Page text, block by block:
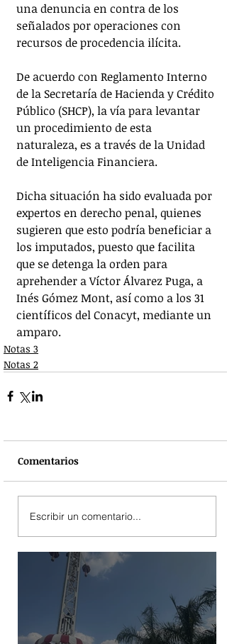
una denuncia en contra de los
señalados por operaciones con
recursos de procedencia ilícita.
De acuerdo con Reglamento Interno
de la Secretaría de Hacienda y Crédito
Público (SHCP), la vía para levantar
un procedimiento de esta
naturaleza, es a través de la Unidad
de Inteligencia Financiera.
Dicha situación ha sido evaluada por
expertos en derecho penal, quienes
sugieren que esto podría beneficiar a
los imputados, puesto que facilita
que se detenga la orden para
aprehender a Víctor Álvarez Puga, a
Inés Gómez Mont, así como a los 31
científicos del Conacyt, mediante un
amparo.
Notas 3
Notas 2
Comentarios
Escribir un comentario...